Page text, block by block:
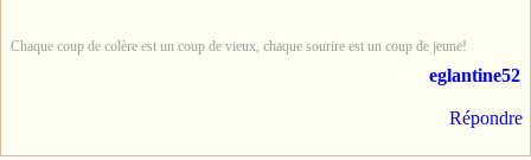
Chaque coup de colère est un coup de vieux, chaque sourire est un coup de jeune!
eglantine52
Répondre